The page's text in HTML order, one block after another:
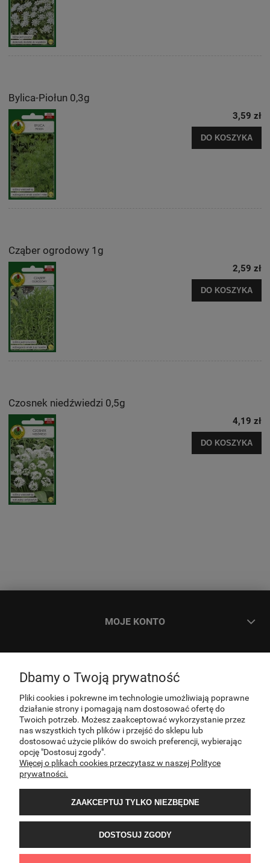
Bylica-Piołun 0,3g
3,59 zł
DO KOSZYKA
Cząber ogrodowy 1g
2,59 zł
DO KOSZYKA
Czosnek niedźwiedzi 0,5g
4,19 zł
DO KOSZYKA
MOJE KONTO
INFORMACJE
O NAS
KONTAKT
Dbamy o Twoją prywatność
Pliki cookies i pokrewne im technologie umożliwiają poprawne
działanie strony i pomagają nam dostosować ofertę do
Twoich potrzeb. Możesz zaakceptować wykorzystanie przez
nas wszystkich tych plików i przejść do sklepu lub
dostosować użycie plików do swoich preferencji, wybierając
opcję "Dostosuj zgody".
Więcej o plikach cookies przeczytasz w naszej Polityce
prywatności.
ZAAKCEPTUJ TYLKO NIEZBĘDNE
DOSTOSUJ ZGODY